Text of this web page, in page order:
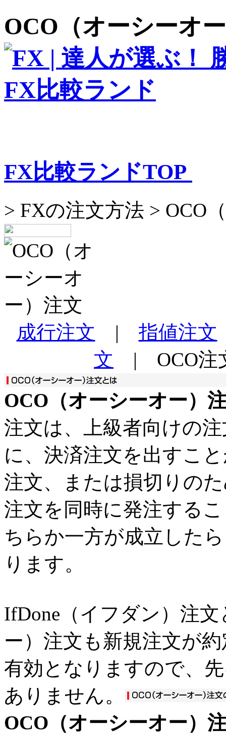
OCO（オーシーオ
FX比較ランドTOP
> FXの注文方法 > OCO
成行注文 | 指値注文
文 | OCO
OCO（オーシーオー）
注文は、上級者向けの
に、決済注文を出すこ
注文、または損切りの
注文を同時に発注する
ちらか一方が成立した
ります。
IfDone（イフダン）注
ー）注文も新規注文が
有効となりますので、
ありません。
OCO（オーシーオー）